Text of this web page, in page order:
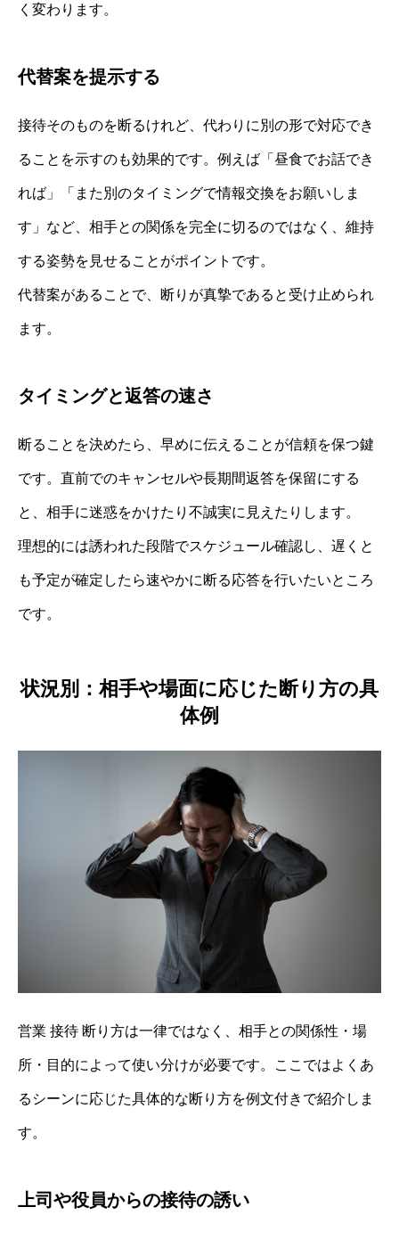
く変わります。
代替案を提示する
接待そのものを断るけれど、代わりに別の形で対応でき
ることを示すのも効果的です。例えば「昼食でお話でき
れば」「また別のタイミングで情報交換をお願いしま
す」など、相手との関係を完全に切るのではなく、維持
する姿勢を見せることがポイントです。
代替案があることで、断りが真摯であると受け止められ
ます。
タイミングと返答の速さ
断ることを決めたら、早めに伝えることが信頼を保つ鍵
です。直前でのキャンセルや長期間返答を保留にする
と、相手に迷惑をかけたり不誠実に見えたりします。
理想的には誘われた段階でスケジュール確認し、遅くと
も予定が確定したら速やかに断る応答を行いたいところ
です。
状況別：相手や場面に応じた断り方の具
体例
営業 接待 断り方は一律ではなく、相手との関係性・場
所・目的によって使い分けが必要です。ここではよくあ
るシーンに応じた具体的な断り方を例文付きで紹介しま
す。
上司や役員からの接待の誘い